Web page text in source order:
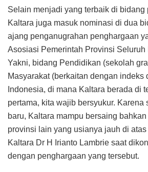
Selain menjadi yang terbaik di bidang
Kaltara juga masuk nominasi di dua
ajang penganugrahan penghargaan
Asosiasi Pemerintah Provinsi Seluruh
Yakni, bidang Pendidikan (sekolah
Masyarakat (berkaitan dengan indeks
Indonesia, di mana Kaltara berada di
pertama, kita wajib bersyukur. Karena
baru, Kaltara mampu bersaing
provinsi lain yang usianya jauh di atas
Kaltara Dr H Irianto Lambrie saat
dengan penghargaan yang tersebut.